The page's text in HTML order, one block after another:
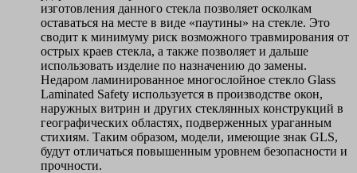
изготовления данного стекла позволяет осколкам
оставаться на месте в виде «паутины» на стекле. Это
сводит к минимуму риск возможного травмирования от
острых краев стекла, а также позволяет и дальше
использовать изделие по назначению до замены.
Недаром ламинированное многослойное стекло Glass
Laminated Safety используется в производстве окон,
наружных витрин и других стеклянных конструкций в
географических областях, подверженных ураганным
стихиям. Таким образом, модели, имеющие знак GLS,
будут отличаться повышенным уровнем безопасности и
прочности.